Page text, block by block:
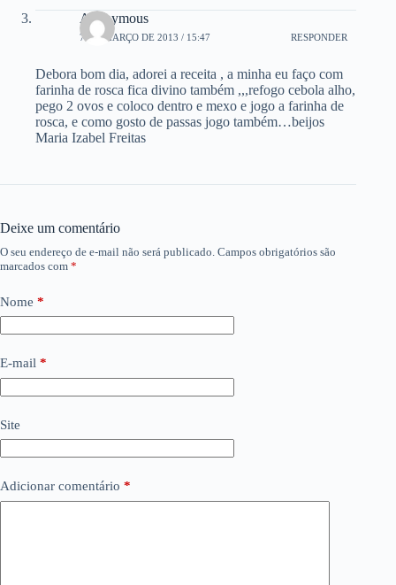
Anonymous
7 DE MARÇO DE 2013 / 15:47 RESPONDER
Debora bom dia, adorei a receita , a minha eu faço com
farinha de rosca fica divino também ,,,refogo cebola alho,
pego 2 ovos e coloco dentro e mexo e jogo a farinha de
rosca, e como gosto de passas jogo também…beijos
Maria Izabel Freitas
Deixe um comentário
O seu endereço de e-mail não será publicado. Campos obrigatórios são
marcados com *
Nome *
E-mail *
Site
Adicionar comentário *